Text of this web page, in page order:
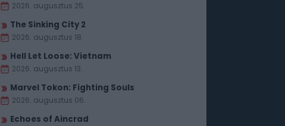
2026. augusztus 25.
The Sinking City 2
2026. augusztus 18.
Hell Let Loose: Vietnam
2026. augusztus 13.
Marvel Tokon: Fighting Souls
2026. augusztus 06.
Echoes of Aincrad